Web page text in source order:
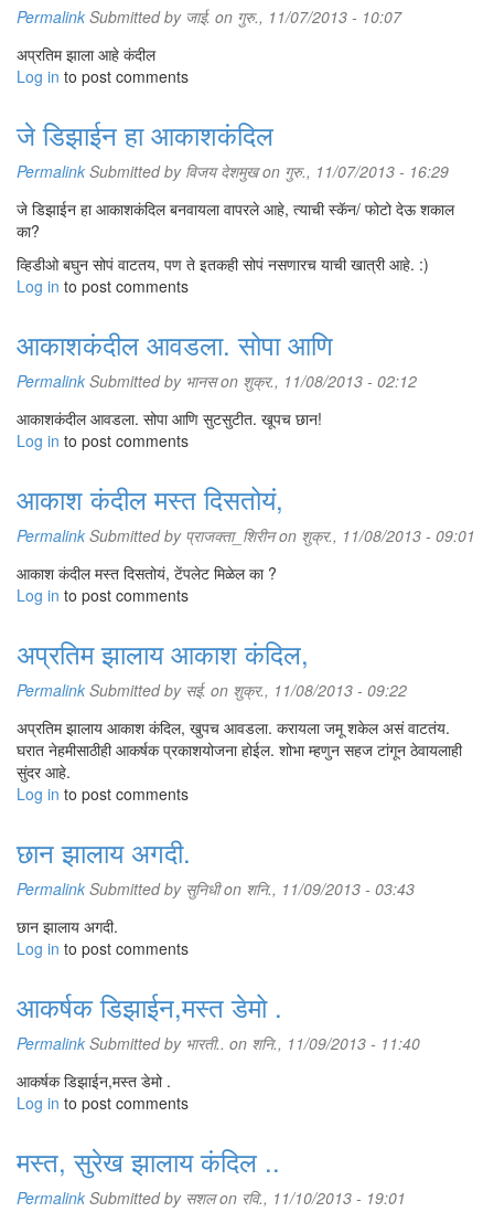
Permalink Submitted by जाई. on गुरु., 11/07/2013 - 10:07
अप्रतिम झाला आहे कंदील
Log in to post comments
जे डिझाईन हा आकाशकंदिल
Permalink Submitted by विजय देशमुखon गुरु., 11/07/2013 - 16:29
जे डिझाईन हा आकाशकंदिल बनवायला वापरले आहे, त्याची स्कॅन/ फोटो देऊ शकाल
का?
व्हिडीओ बघुन सोपं वाटतय, पण ते इतकही सोपं नसणारच याची खात्री आहे. :)
Log in to post comments
आकाशकंदील आवडला. सोपा आणि
Permalink Submitted by भानसon शुक्र., 11/08/2013 - 02:12
आकाशकंदील आवडला. सोपा आणि सुटसुटीत. खूपच छान!
Log in to post comments
आकाश कंदील मस्त दिसतोयं,
Permalink Submitted by प्राजक्ता_शिरीनon शुक्र., 11/08/2013 - 09:01
आकाश कंदील मस्त दिसतोयं, टेंपलेट मिळेल का ?
Log in to post comments
अप्रतिम झालाय आकाश कंदिल,
Permalink Submitted by सई. on शुक्र., 11/08/2013 - 09:22
अप्रतिम झालाय आकाश कंदिल, खुपच आवडला. करायला जमू शकेल असं वाटतंय.
घरात नेहमीसाठीही आकर्षक प्रकाशयोजना होईल. शोभा म्हणुन सहज टांगून ठेवायलाही
सुंदर आहे.
Log in to post comments
छान झालाय अगदी.
Permalink Submitted by सुनिधीon शनि., 11/09/2013 - 03:43
छान झालाय अगदी.
Log in to post comments
आकर्षक डिझाईन,मस्त डेमो .
Permalink Submitted by भारती.. on शनि., 11/09/2013 - 11:40
आकर्षक डिझाईन,मस्त डेमो .
Log in to post comments
मस्त, सुरेख झालाय कंदिल ..
Permalink Submitted by सशलon रवि., 11/10/2013 - 19:01